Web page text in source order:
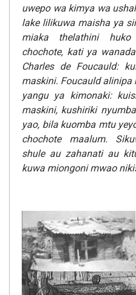
uwepo wa kimya wa
lake lilikuwa maisha ya
miaka thelathini
chochote, kati ya
Charles de Foucauld:
maskini. Foucauld
yangu ya kimonaki:
maskini, kushiriki
yao, bila kuomba mtu
chochote maalum.
shule au zahanati au
kuwa miongoni mwao